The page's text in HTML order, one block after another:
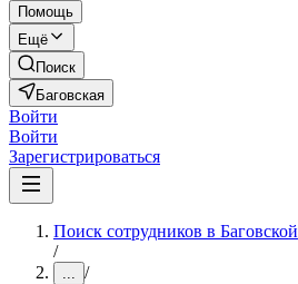
Помощь
Ещё
Поиск
Баговская
Войти
Войти
Зарегистрироваться
Поиск сотрудников в Баговской
/
... /